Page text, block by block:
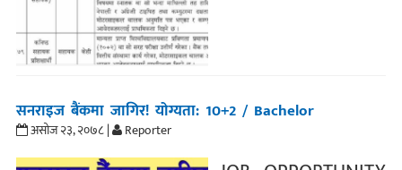
सनराइज बैंकमा जागिर! योग्यता: 10+2 / Bachelor
असोज २३, २०७८ | Reporter